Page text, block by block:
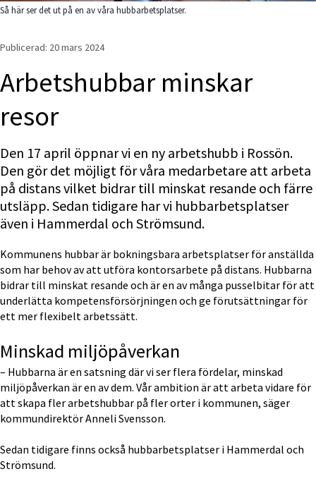
Så här ser det ut på en av våra hubbarbetsplatser.
Publicerad: 20 mars 2024
Arbetshubbar minskar
resor
Den 17 april öppnar vi en ny arbetshubb i Rossön.
Den gör det möjligt för våra medarbetare att arbeta
på distans vilket bidrar till minskat resande och färre
utsläpp. Sedan tidigare har vi hubbarbetsplatser
även i Hammerdal och Strömsund.
Kommunens hubbar är bokningsbara arbetsplatser för anställda
som har behov av att utföra kontorsarbete på distans. Hubbarna
bidrar till minskat resande och är en av många pusselbitar för att
underlätta kompetensförsörjningen och ge förutsättningar för
ett mer flexibelt arbetssätt.
Minskad miljöpåverkan
– Hubbarna är en satsning där vi ser flera fördelar, minskad
miljöpåverkan är en av dem. Vår ambition är att arbeta vidare för
att skapa fler arbetshubbar på fler orter i kommunen, säger
kommundirektör Anneli Svensson.
Sedan tidigare finns också hubbarbetsplatser i Hammerdal och
Strömsund.